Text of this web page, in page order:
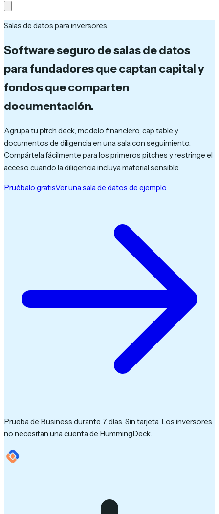
Salas de datos para inversores
Software seguro de salas de datos
para fundadores que captan capital y
fondos que comparten
documentación.
Agrupa tu pitch deck, modelo financiero, cap table y
documentos de diligencia en una sala con seguimiento.
Compártela fácilmente para los primeros pitches y restringe el
acceso cuando la diligencia incluya material sensible.
Pruébalo gratisVer una sala de datos de ejemplo
Prueba de Business durante 7 días. Sin tarjeta. Los inversores
no necesitan una cuenta de HummingDeck.